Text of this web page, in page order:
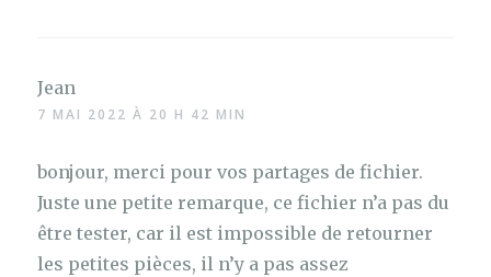
Jean
7 MAI 2022 À 20 H 42 MIN
bonjour, merci pour vos partages de fichier.
Juste une petite remarque, ce fichier n’a pas du
être tester, car il est impossible de retourner
les petites pièces, il n’y a pas assez